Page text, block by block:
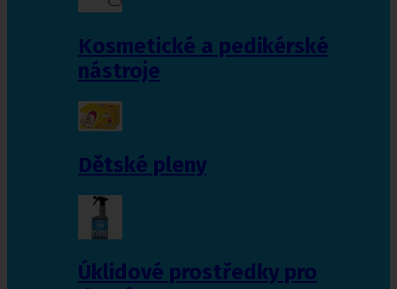
Kosmetické a pedikérské
nástroje
Dětské pleny
Úklidové prostředky pro